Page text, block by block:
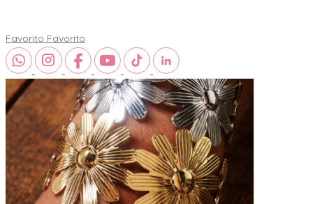
Favorito Favorito